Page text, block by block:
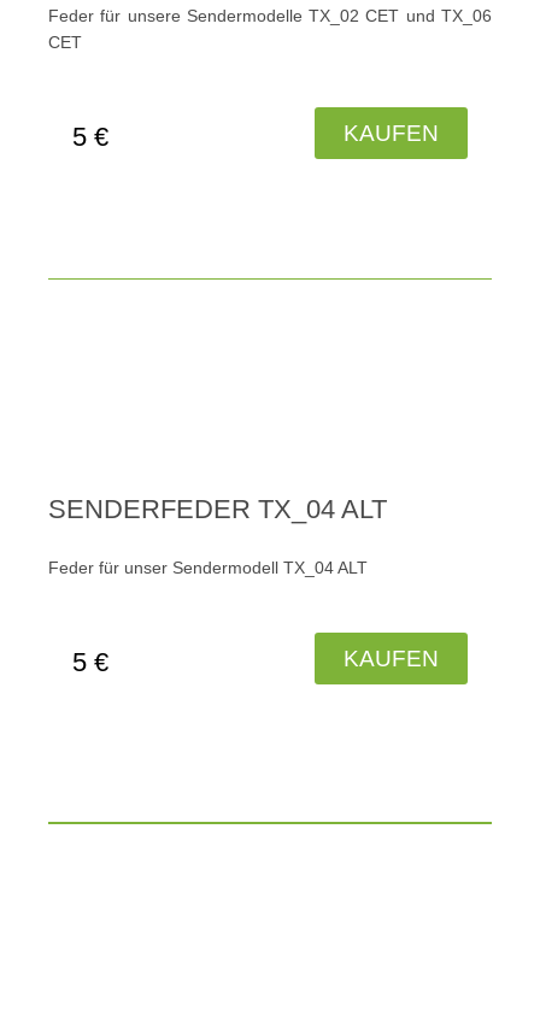
Feder für unsere Sendermodelle TX_02 CET und TX_06
CET
5 € KAUFEN
SENDERFEDER TX_04 ALT
Feder für unser Sendermodell TX_04 ALT
5 € KAUFEN